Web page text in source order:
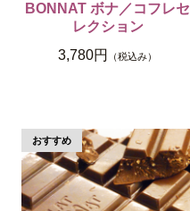
BONNAT ボナ／コフレセ
レクション
3,780円
（税込み）